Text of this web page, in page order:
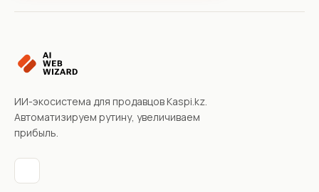
ИИ-экосистема для продавцов Kaspi.kz.
Автоматизируем рутину, увеличиваем
прибыль.